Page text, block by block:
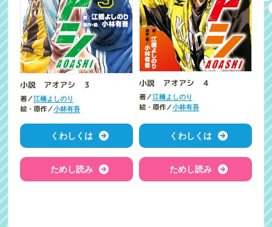
小説 アオアシ ３
著／江橋よしのり
絵・原作／小林有吾
くわしくは
ためし読み
小説 アオアシ ４
著／江橋よしのり
絵・原作／小林有吾
くわしくは
ためし読み